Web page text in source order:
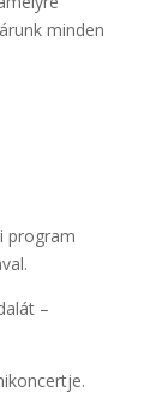
minden
program
–